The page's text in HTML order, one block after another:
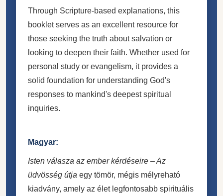
Through Scripture-based explanations, this
booklet serves as an excellent resource for
those seeking the truth about salvation or
looking to deepen their faith. Whether used for
personal study or evangelism, it provides a
solid foundation for understanding God's
responses to mankind's deepest spiritual
inquiries.
Magyar:
Isten válasza az ember kérdéseire – Az
üdvösség útja egy tömör, mégis mélyreható
kiadvány, amely az élet legfontosabb spirituális